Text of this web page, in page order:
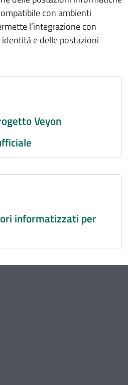
con ambienti
l’integrazione con
e delle postazioni
Veyon
informatizzati per